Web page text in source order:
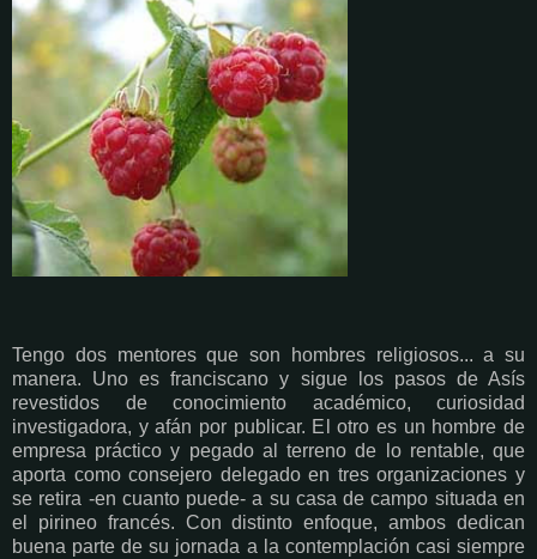
Tengo dos mentores que son hombres religiosos... a su
manera. Uno es franciscano y sigue los pasos de Asís
revestidos de conocimiento académico, curiosidad
investigadora, y afán por publicar. El otro es un hombre de
empresa práctico y pegado al terreno de lo rentable, que
aporta como consejero delegado en tres organizaciones y
se retira -en cuanto puede- a su casa de campo situada en
el pirineo francés. Con distinto enfoque, ambos dedican
buena parte de su jornada a la contemplación casi siempre